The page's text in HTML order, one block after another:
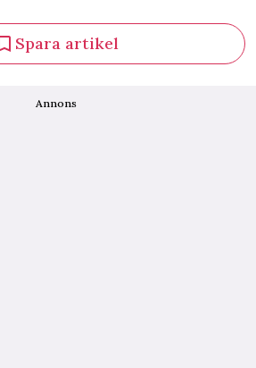
Spara artikel
Annons